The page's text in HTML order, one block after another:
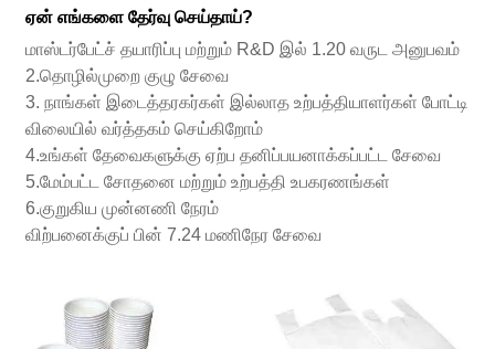
ஏன் எங்களை தேர்வு செய்தாய்?
மாஸ்டர்பேட்ச் தயாரிப்பு மற்றும் R&D இல் 1.20 வருட அனுபவம்
2.தொழில்முறை குழு சேவை
3. நாங்கள் இடைத்தரகர்கள் இல்லாத உற்பத்தியாளர்கள் போட்டி
விலையில் வர்த்தகம் செய்கிறோம்
4.உங்கள் தேவைகளுக்கு ஏற்ப தனிப்பயனாக்கப்பட்ட சேவை
5.மேம்பட்ட சோதனை மற்றும் உற்பத்தி உபகரணங்கள்
6.குறுகிய முன்னணி நேரம்
விற்பனைக்குப் பின் 7.24 மணிநேர சேவை